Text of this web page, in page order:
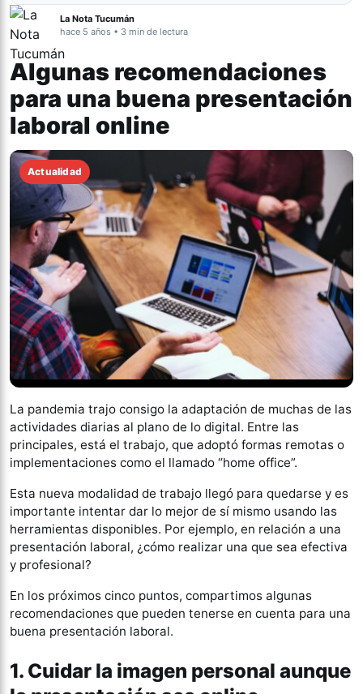
La Nota Tucumán
hace 5 años • 3 min de lectura
Algunas recomendaciones
para una buena presentación
laboral online
Actualidad
La pandemia trajo consigo la adaptación de muchas de las
actividades diarias al plano de lo digital. Entre las
principales, está el trabajo, que adoptó formas remotas o
implementaciones como el llamado “home office”.
Esta nueva modalidad de trabajo llegó para quedarse y es
importante intentar dar lo mejor de sí mismo usando las
herramientas disponibles. Por ejemplo, en relación a una
presentación laboral, ¿cómo realizar una que sea efectiva
y profesional?
En los próximos cinco puntos, compartimos algunas
recomendaciones que pueden tenerse en cuenta para una
buena presentación laboral.
1. Cuidar la imagen personal aunque